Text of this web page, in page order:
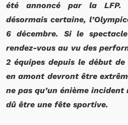
été annoncé par la LFP.
désormais certaine,
6 décembre. Si le
rendez-vous au vu des
2 équipes depuis le début
en amont devront être
ne pas qu’un énième
dû être une fête sportive.